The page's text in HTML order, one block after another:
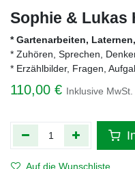
Sophie & Lukas
* Gartenarbeiten,
* Zuhören, Sprechen,
* Erzählbilder, Fragen,
110,00 € Inklusive MwSt.
Auf die Wunschliste